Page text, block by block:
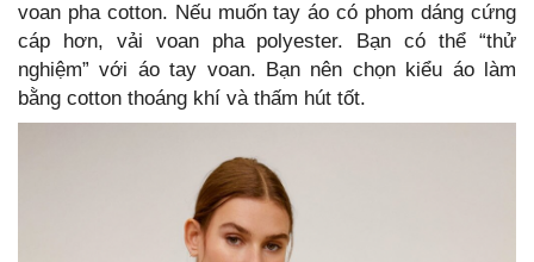
voan pha cotton. Nếu muốn tay áo có phom dáng cứng
cáp hơn, vải voan pha polyester. Bạn có thể “thử
nghiệm” với áo tay voan. Bạn nên chọn kiểu áo làm
bằng cotton thoáng khí và thấm hút tốt.